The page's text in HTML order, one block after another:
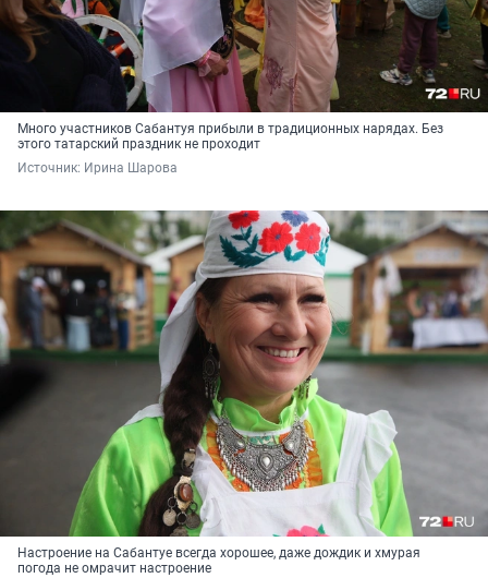
Много участников Сабантуя прибыли в традиционных нарядах. Без
этого татарский праздник не проходит
Источник: Ирина Шарова
Настроение на Сабантуе всегда хорошее, даже дождик и хмурая
погода не омрачит настроение